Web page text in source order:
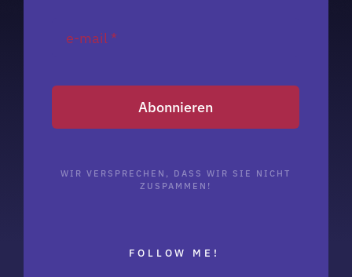
Abonnieren
WIR VERSPRECHEN, DASS WIR SIE NICHT
ZUSPAMMEN!
FOLLOW ME!